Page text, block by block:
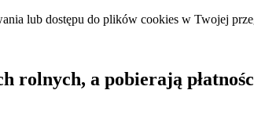
lub dostępu do plików cookies w Twojej
a pobierają